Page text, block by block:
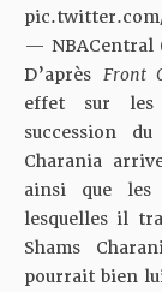
— NBACentral
D’après Front
effet sur les
succession
Charania
ainsi que les
lesquelles il
Shams
pourrait bien